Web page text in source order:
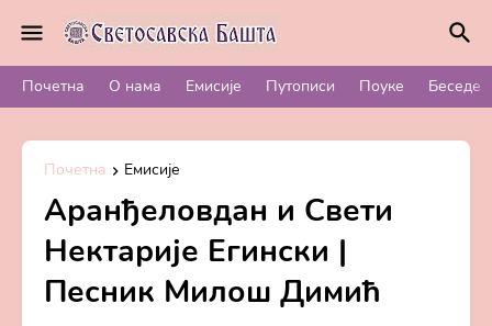
Почетна О нама Емисије Путописи Поуке Беседе
Почетна Емисије
Аранђеловдан и Свети
Нектарије Егински |
Песник Милош Димић